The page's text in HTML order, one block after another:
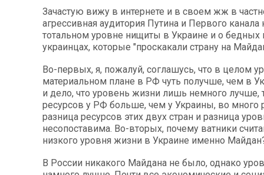
Зачастую вижу в интернете и в своем жж в
агрессивная аудитория Путина и Первого канала
тотальном уровне нищиты в Украине и о бедных
украинцах, которые "проскакали страну на
Во-первых, я, пожалуй, соглашусь, что в целом
материальном плане в РФ чуть получше, чем в
и дело, что уровень жизни лишь немного лучше,
ресурсов у РФ больше, чем у Украины, во много
разница ресурсов этих двух стран и разница
несопоставима. Во-вторых, почему ватники
низкого уровня жизни в Украине именно
В России никакого Майдана не было, однако